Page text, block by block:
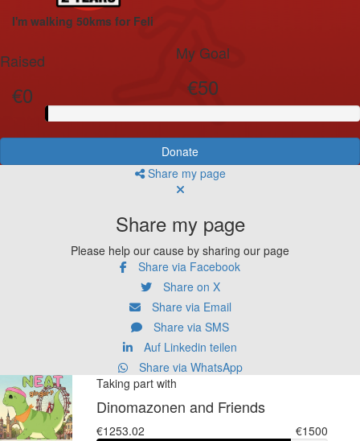
I'm walking 50kms for Feli
Raised
€0
My Goal
€50
Donate
Share my page
Share my page
Please help our cause by sharing our page
Share via Facebook
Share on X
Share via Email
Share via SMS
Auf Linkedin teilen
Share via WhatsApp
Taking part with
Dinomazonen and Friends
€1253.02 €1500